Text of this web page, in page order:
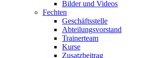
Bilder und Videos
Fechten
Geschäftsstelle
Abteilungsvorstand
Trainerteam
Kurse
Zusatzbeitrag